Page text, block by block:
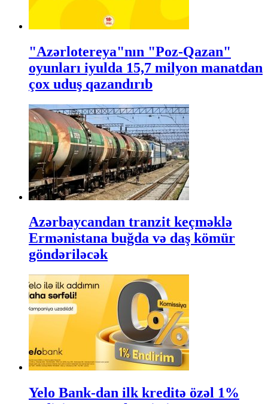
"Azərlotereya"nın "Poz-Qazan"
oyunları iyulda 15,7 milyon manatdan
çox uduş qazandırıb
Azərbaycandan tranzit keçməklə
Ermənistana buğda və daş kömür
göndəriləcək
Yelo Bank-dan ilk kreditə özəl 1%